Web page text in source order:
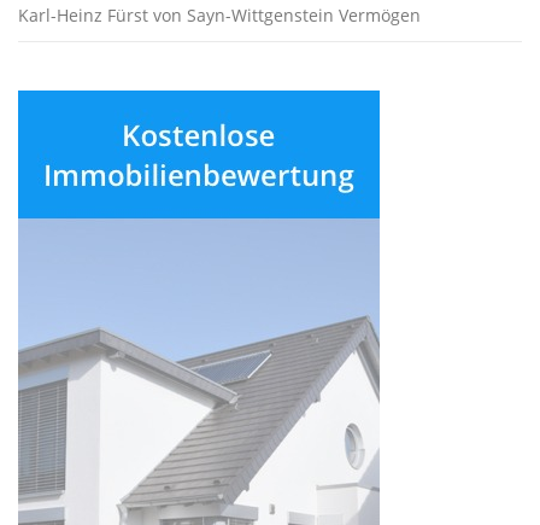
Karl-Heinz Fürst von Sayn-Wittgenstein Vermögen